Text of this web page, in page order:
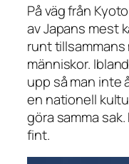
På väg från
av Japans mest
runt
människor.
upp så man inte
en nationell
göra samma
fint.